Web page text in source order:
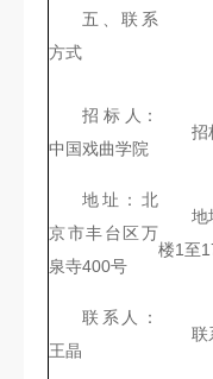
五、联系
方式
招 标 人：
中国戏曲学院
招
地址：北
京市丰台区万
泉寺400号
地
楼1至
联系人：
王晶
联